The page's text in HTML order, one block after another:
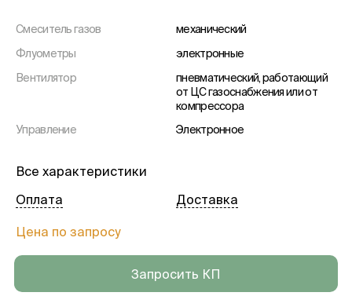
Смеситель газов
механический
Флуометры
электронные
Вентилятор
пневматический, работающий
от ЦС газоснабжения или от
компрессора
Управление
Электронное
Типа датчика O2
Встроенный подогрев
наличие
Система удаления газового
анестетика
Встроенный аспиратор
наличие
Все характеристики
Цена по запросу
Оплата Доставка
Запросить КП